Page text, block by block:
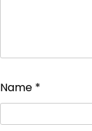
Name *